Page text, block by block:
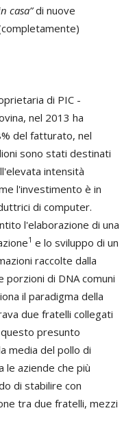
casa”di nuove
di PIC -
nel 2013 ha
del fatturato, nel
sono stati destinati
intensità
l'investimento è in
di computer.
l'elaborazione di una
1 e lo sviluppo di un
raccolte dalla
di DNA comuni
il paradigma della
due fratelli collegati
questo presunto
media del pollo di
le aziende che più
di stabilire con
tra due fratelli, mezzi